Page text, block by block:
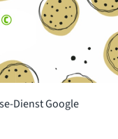
Dienst Google